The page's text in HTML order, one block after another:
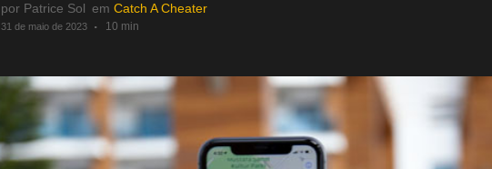
por Patrice Sol em Catch A Cheater
31 de maio de 2023 10 min